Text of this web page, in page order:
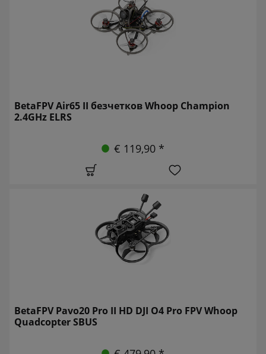
BetaFPV Air65 II безчетков Whoop Champion
2.4GHz ELRS
€ 119,90 *
BetaFPV Pavo20 Pro II HD DJI O4 Pro FPV Whoop
Quadcopter SBUS